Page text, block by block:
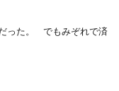
った。 でもみぞれで済